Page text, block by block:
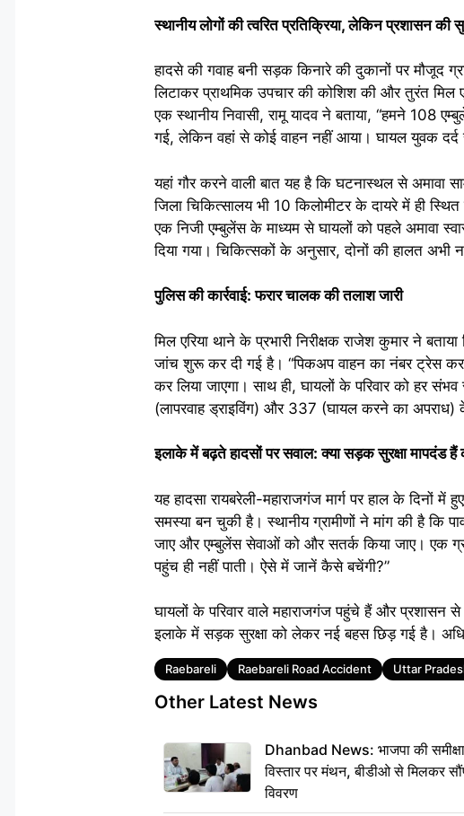
स्थानीय लोगों की त्वरित प्रतिक्रिया, लेकिन प्रशासन की
हादसे की गवाह बनी सड़क किनारे की दुकानों पर मौजूद
लिटाकर प्राथमिक उपचार की कोशिश की और तुरंत मिल
एक स्थानीय निवासी, रामू यादव ने बताया, “हमने 108
गई, लेकिन वहां से कोई वाहन नहीं आया। घायल युवक
यहां गौर करने वाली बात यह है कि घटनास्थल से अमावा
जिला चिकित्सालय भी 10 किलोमीटर के दायरे में ही
एक निजी एम्बुलेंस के माध्यम से घायलों को पहले अमावा
दिया गया। चिकित्सकों के अनुसार, दोनों की हालत
पुलिस की कार्रवाई: फरार चालक की तलाश जारी
मिल एरिया थाने के प्रभारी निरीक्षक राजेश कुमार ने
जांच शुरू कर दी गई है। “पिकअप वाहन का नंबर ट्रेस
कर लिया जाएगा। साथ ही, घायलों के परिवार को हर
(लापरवाह ड्राइविंग) और 337 (घायल करने का अपराध)
इलाके में बढ़ते हादसों पर सवाल: क्या सड़क सुरक्षा मापदंड हैं
यह हादसा रायबरेली-महाराजगंज मार्ग पर हाल के दिनों
समस्या बन चुकी है। स्थानीय ग्रामीणों ने मांग की है कि
जाए और एम्बुलेंस सेवाओं को और सतर्क किया जाए। एक
पहुंच ही नहीं पाती। ऐसे में जानें कैसे बचेंगी?”
घायलों के परिवार वाले महाराजगंज पहुंचे हैं और
इलाके में सड़क सुरक्षा को लेकर नई बहस छिड़ गई है।
Tags
Raebareli Raebareli Road Accident Uttar
Other Latest News
Dhanbad News: भाजपा की
विस्तार पर मंथन, बीडीओ से मिलकर
विवरण